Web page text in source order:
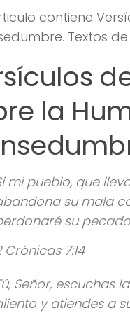
contiene
Textos
la
mi pueblo, que
su mala
su
Crónicas 7:14
Señor, escuchas
y atiendes a